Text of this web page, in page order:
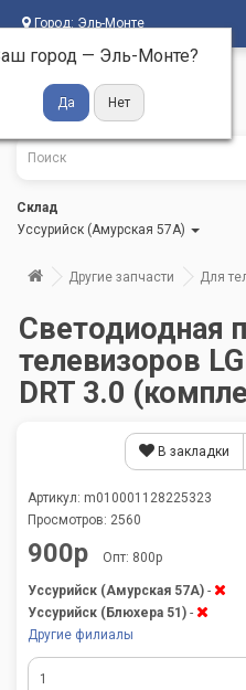
Город: Эль-Монте
город — Эль-Монте?
Склад
Уссурийск (Амурская 57А)
Другие запчасти Для
Светодиодная
телевизоров
DRT 3.0
В закладки
Артикул: m010001128225323
Просмотров: 2560
900р Опт: 800р
Уссурийск (Амурская 57А) -
Уссурийск (Блюхера 51) -
Другие филиалы